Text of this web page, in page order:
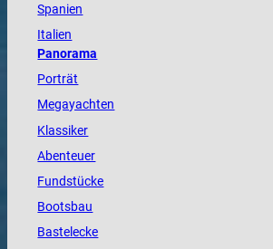
Spanien
Italien
Panorama
Porträt
Megayachten
Klassiker
Abenteuer
Fundstücke
Bootsbau
Bastelecke